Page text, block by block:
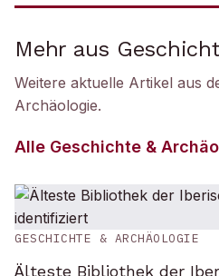
Mehr aus
Weitere aktuelle Artikel aus
Archäologie.
Alle Geschichte &
GESCHICHTE & ARCHÄOLOGIE
Älteste Bibliothek der